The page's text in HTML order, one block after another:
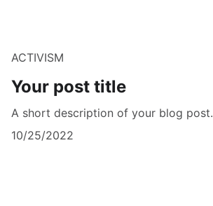
ACTIVISM
Your post title
A short description of your blog post.
10/25/2022